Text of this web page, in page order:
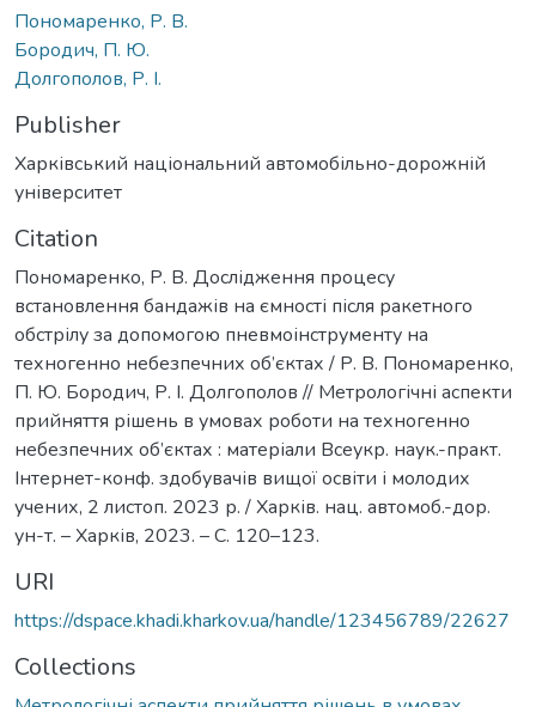
Пономаренко, Р. В.
Бородич, П. Ю.
Долгополов, Р. І.
Publisher
Харківський національний автомобільно-дорожній
університет
Citation
Пономаренко, Р. В. Дослідження процесу
встановлення бандажів на ємності після ракетного
обстрілу за допомогою пневмоінструменту на
техногенно небезпечних об’єктах / Р. В. Пономаренко,
П. Ю. Бородич, Р. І. Долгополов // Метрологічні аспекти
прийняття рішень в умовах роботи на техногенно
небезпечних об’єктах : матеріали Всеукр. наук.-практ.
Інтернет-конф. здобувачів вищої освіти і молодих
учених, 2 листоп. 2023 р. / Харків. нац. автомоб.-дор.
ун-т. – Харків, 2023. – С. 120–123.
URI
https://dspace.khadi.kharkov.ua/handle/123456789/22627
Collections